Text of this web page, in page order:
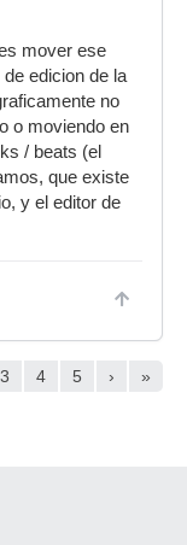
mover ese
edicion de la
no
o moviendo en
/ beats (el
que existe
y el editor de
3 4 5 › »